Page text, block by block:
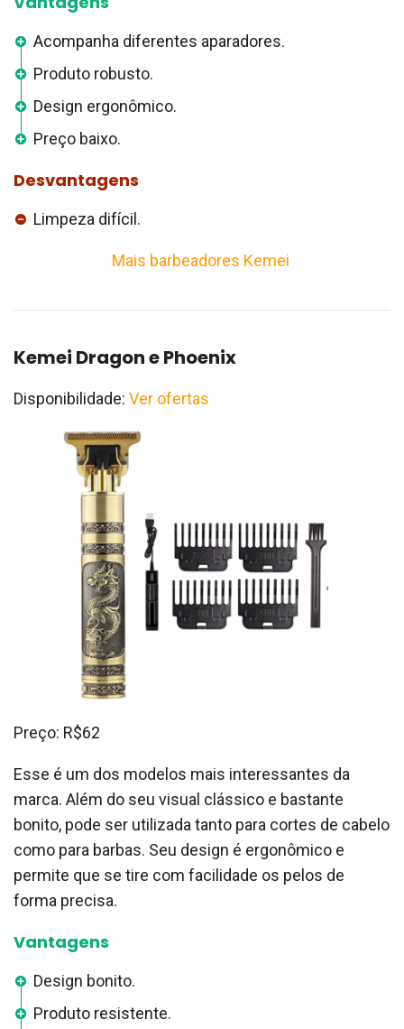
Acompanha diferentes aparadores.
Produto robusto.
Design ergonômico.
Preço baixo.
Desvantagens
Limpeza difícil.
Mais barbeadores Kemei
Kemei Dragon e Phoenix
Disponibilidade: Ver ofertas
Preço: R$62
Esse é um dos modelos mais interessantes da
marca. Além do seu visual clássico e bastante
bonito, pode ser utilizada tanto para cortes de cabelo
como para barbas. Seu design é ergonômico e
permite que se tire com facilidade os pelos de
forma precisa.
Vantagens
Design bonito.
Produto resistente.